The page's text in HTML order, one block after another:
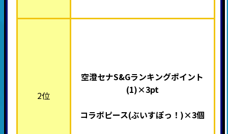
2位
空澄セナS&Gランキングポイント
(1)×3pt
コラボピース(ぶいすぽっ！ )×3個